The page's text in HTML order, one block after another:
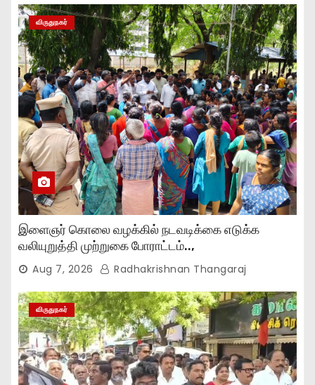
விருதுநகர்
இளைஞர் கொலை வழக்கில் நடவடிக்கை எடுக்க
வலியுறுத்தி முற்றுகை போராட்டம்..,
Aug 7, 2026 Radhakrishnan Thangaraj
விருதுநகர்